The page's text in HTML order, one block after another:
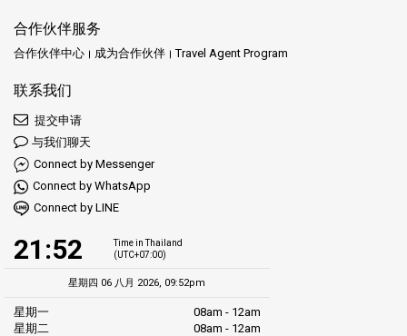
合作伙伴服务
合作伙伴中心 成为合作伙伴 Travel Agent Program
联系我们
提交申请
与我们聊天
Connect by Messenger
Connect by WhatsApp
Connect by LINE
21:52
Time in Thailand
(UTC+07:00)
星期四 06 八月 2026, 09:52pm
星期一
08am - 12am
星期二
08am - 12am